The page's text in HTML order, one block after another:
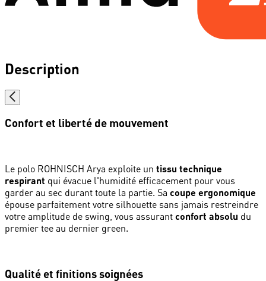
Description
Confort et liberté de mouvement
Le polo ROHNISCH Arya exploite un tissu technique
respirant qui évacue l'humidité efficacement pour vous
garder au sec durant toute la partie. Sa coupe ergonomique
épouse parfaitement votre silhouette sans jamais restreindre
votre amplitude de swing, vous assurant confort absolu du
premier tee au dernier green.
Qualité et finitions soignées